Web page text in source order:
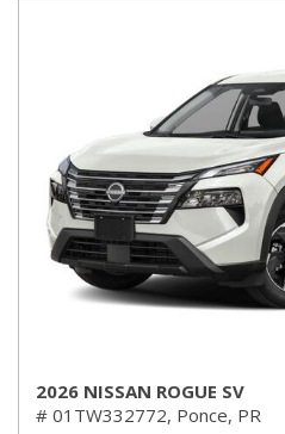
2026 NISSAN ROGUE SV
# 01TW332772, Ponce, PR